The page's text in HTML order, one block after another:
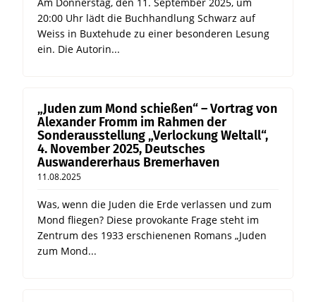
Am Donnerstag, den 11. September 2025, um
20:00 Uhr lädt die Buchhandlung Schwarz auf
Weiss in Buxtehude zu einer besonderen Lesung
ein. Die Autorin...
„Juden zum Mond schießen“ – Vortrag von
Alexander Fromm im Rahmen der
Sonderausstellung „Verlockung Weltall“,
4. November 2025, Deutsches
Auswandererhaus Bremerhaven
11.08.2025
Was, wenn die Juden die Erde verlassen und zum
Mond fliegen? Diese provokante Frage steht im
Zentrum des 1933 erschienenen Romans „Juden
zum Mond...